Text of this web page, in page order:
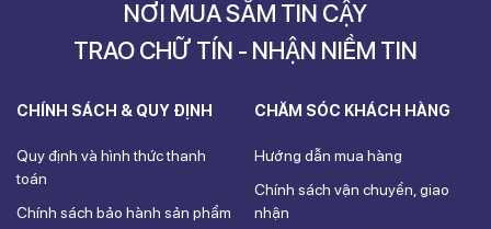
NƠI MUA SẮM TIN CẬY
TRAO CHỮ TÍN - NHẬN NIỀM TIN
CHÍNH SÁCH & QUY ĐỊNH
Quy định và hình thức thanh
toán
Chính sách bảo hành sản phẩm
CHĂM SÓC KHÁCH HÀNG
Hướng dẫn mua hàng
Chính sách vận chuyển, giao
nhận